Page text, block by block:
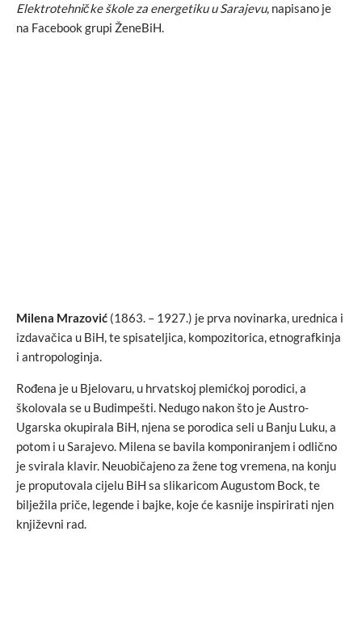
Elektrotehničke škole za energetiku u Sarajevu, napisano je
na Facebook grupi ŽeneBiH.
Milena Mrazović (1863. – 1927.) je prva novinarka, urednica i
izdavačica u BiH, te spisateljica, kompozitorica, etnografkinja
i antropologinja.
Rođena je u Bjelovaru, u hrvatskoj plemićkoj porodici, a
školovala se u Budimpešti. Nedugo nakon što je Austro-
Ugarska okupirala BiH, njena se porodica seli u Banju Luku, a
potom i u Sarajevo. Milena se bavila komponiranjem i odlično
je svirala klavir. Neuobičajeno za žene tog vremena, na konju
je proputovala cijelu BiH sa slikaricom Augustom Bock, te
bilježila priče, legende i bajke, koje će kasnije inspirirati njen
književni rad.